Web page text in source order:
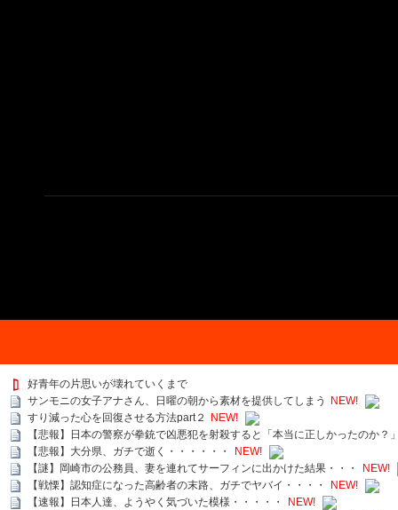
好青年の片思いが壊れていくまで
サンモニの女子アナさん、日曜の朝から素材を提供してしまう
NEW!
すり減った心を回復させる方法part２
NEW!
【悲報】日本の警察が拳銃で凶悪犯を射殺すると「本当に正しかったのか？
【悲報】大分県、ガチで逝く・・・・・・
NEW!
【謎】岡崎市の公務員、妻を連れてサーフィンに出かけた結果・・・
NEW!
【戦慄】認知症になった高齢者の末路、ガチでヤバイ・・・・
NEW!
【速報】日本人達、ようやく気づいた模様・・・・・
NEW!